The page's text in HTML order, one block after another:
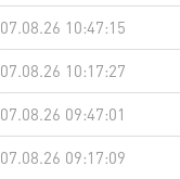
07.08.26 10:47:15
07.08.26 10:17:27
07.08.26 09:47:01
07.08.26 09:17:09